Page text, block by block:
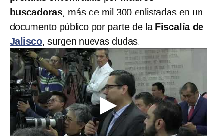
buscadoras, más de mil 300 enlistadas en un
documento público por parte de la Fiscalía de
Jalisco, surgen nuevas dudas.